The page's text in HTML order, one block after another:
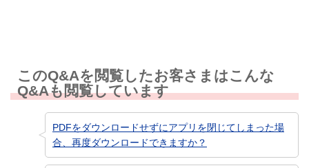
このQ&Aを閲覧したお客さまはこんな
Q&Aも閲覧しています
PDFをダウンロードせずにアプリを閉じてしまった場
合、再度ダウンロードできますか？